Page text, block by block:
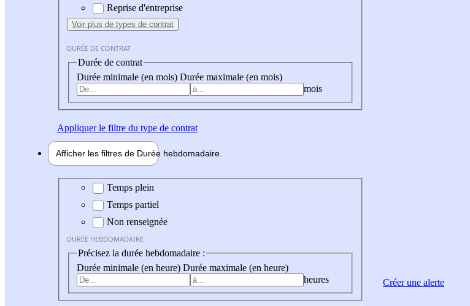
Reprise d'entreprise
Voir plus de types de contrat
DURÉE DE CONTRAT
Durée de contrat
Durée minimale (en mois) Durée maximale (en mois)
mois
Appliquerle filtre du type de contrat
Afficher les filtres de Durée hebdomadaire
Durée hebdomadaire
Temps plein
Temps partiel
Non renseignée
DURÉE HEBDOMADAIRE
Précisez la durée hebdomadaire :
Durée minimale (en heure) Durée maximale (en heure)
heures
Créer une alerte